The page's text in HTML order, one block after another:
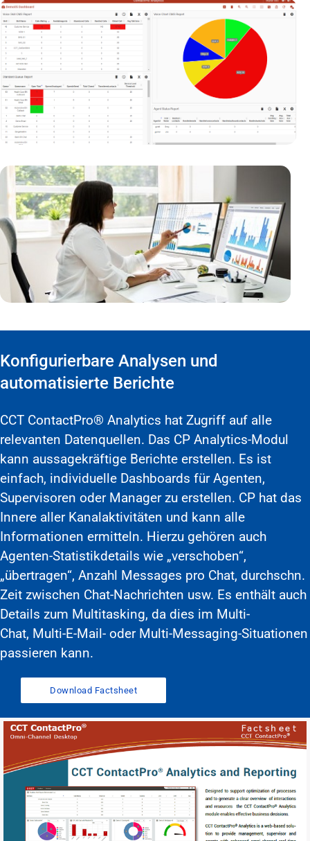
Konfigurierbare Analysen und
automatisierte Berichte
CCT ContactPro® Analytics hat Zugriff auf alle
relevanten Datenquellen. Das CP Analytics-Modul
kann aussagekräftige Berichte erstellen. Es ist
einfach, individuelle Dashboards für Agenten,
Supervisoren oder Manager zu erstellen. CP hat das
Innere aller Kanalaktivitäten und kann alle
Informationen ermitteln. Hierzu gehören auch
Agenten-Statistikdetails wie „verschoben“,
„übertragen“, Anzahl Messages pro Chat, durchschn.
Zeit zwischen Chat-Nachrichten usw. Es enthält auch
Details zum Multitasking, da dies im Multi-
Chat, Multi-E-Mail- oder Multi-Messaging-Situationen
passieren kann.
Download Factsheet